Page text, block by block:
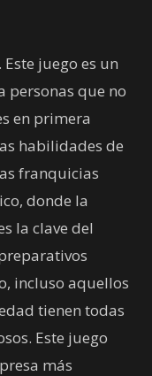
juego es un
personas que no
en primera
habilidades de
franquicias
donde la
la clave del
incluso aquellos
tienen todas
Este juego
más